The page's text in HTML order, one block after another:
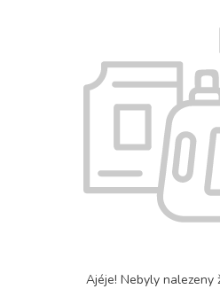
Ajéje! Nebyly nalezeny